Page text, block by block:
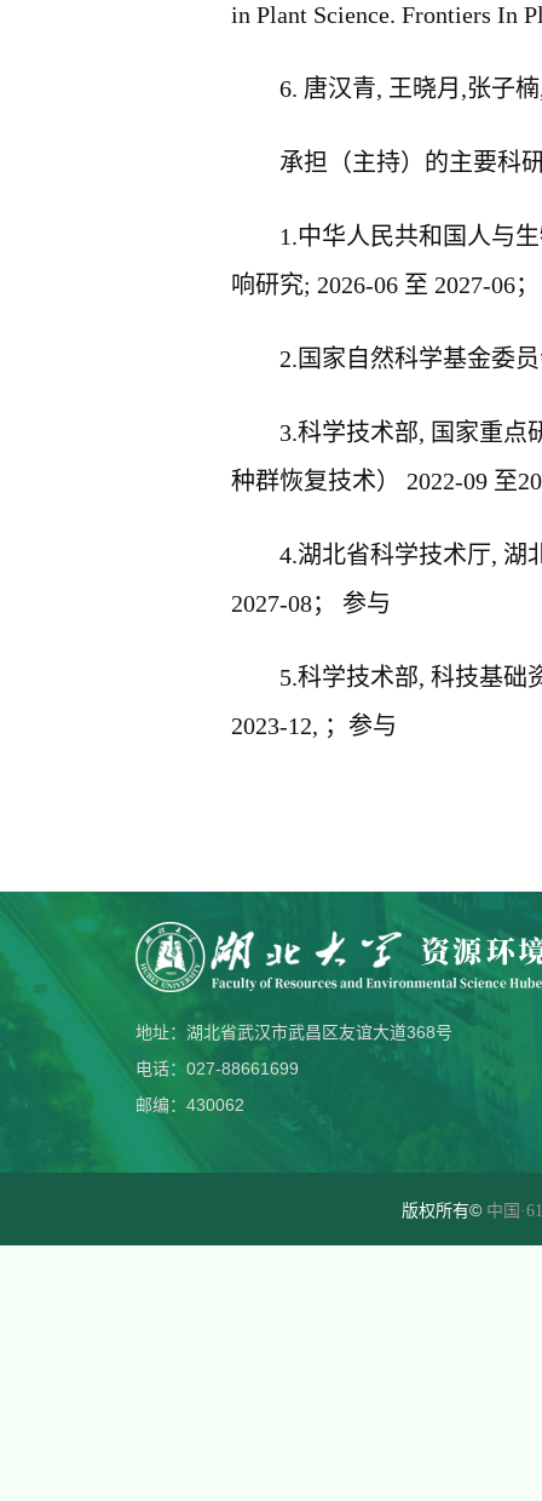
in Plant Science. Frontiers In
6. 唐汉青, 王晓月 ,张子楠
承担（主持）的主要科
1.中华人民共和国人与
响研究; 2026-06 至 2027-06；
2. 国家自然科学基金委
3.科学技术部, 国家重点
种群恢复技术） 2022-09 至
4.湖北省科学技术厅, 湖
2027-08； 参与
5.科学技术部, 科技基础
2023-12, ；参与
地址：湖北省武汉市武昌区友谊大道368号
电话：027-88661699
邮编：430062
版权所有© 中国